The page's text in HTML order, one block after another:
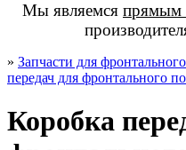
Мы являемся прямым
» Запчасти для
передач для фронтального
Коробка